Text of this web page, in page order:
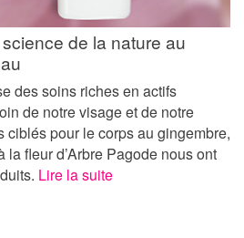
de la nature au
des soins riches en actifs
de notre visage et de notre
ciblés pour le corps au gingembre,
la fleur d’Arbre Pagode nous ont
Lire la suite